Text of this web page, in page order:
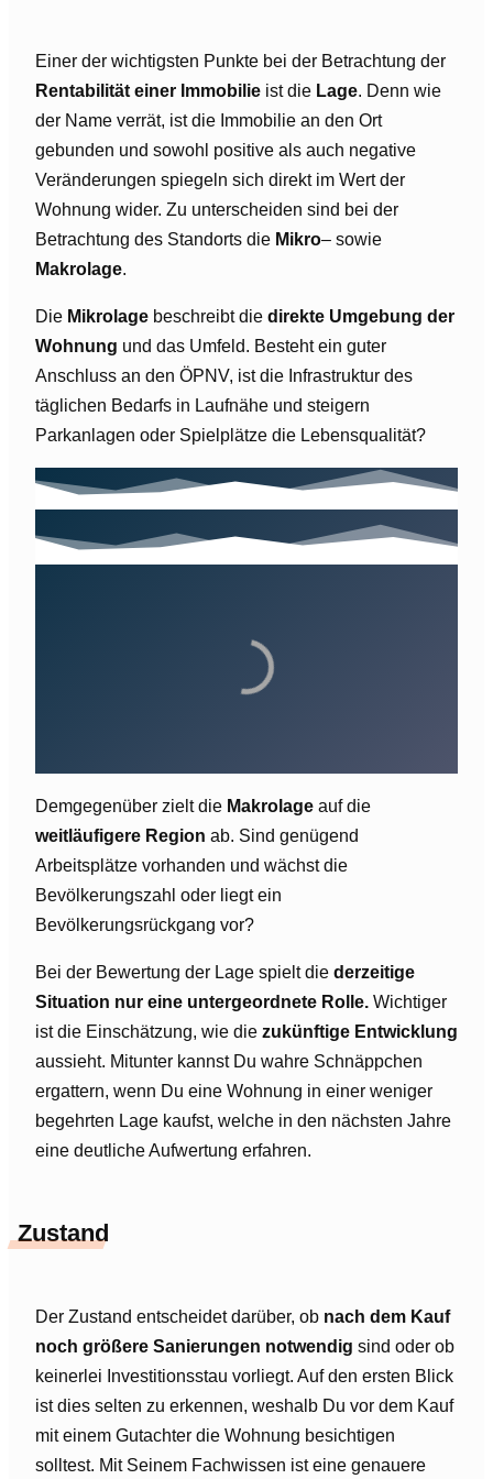
Einer der wichtigsten Punkte bei der Betrachtung der
Rentabilität einer Immobilie ist die Lage. Denn wie
der Name verrät, ist die Immobilie an den Ort
gebunden und sowohl positive als auch negative
Veränderungen spiegeln sich direkt im Wert der
Wohnung wider. Zu unterscheiden sind bei der
Betrachtung des Standorts die Mikro– sowie
Makrolage.
Die Mikrolage beschreibt die direkte Umgebung der
Wohnung und das Umfeld. Besteht ein guter
Anschluss an den ÖPNV, ist die Infrastruktur des
täglichen Bedarfs in Laufnähe und steigern
Parkanlagen oder Spielplätze die Lebensqualität?
Demgegenüber zielt die Makrolage auf die
weitläufigere Region ab. Sind genügend
Arbeitsplätze vorhanden und wächst die
Bevölkerungszahl oder liegt ein
Bevölkerungsrückgang vor?
Bei der Bewertung der Lage spielt die derzeitige
Situation nur eine untergeordnete Rolle. Wichtiger
ist die Einschätzung, wie die zukünftige Entwicklung
aussieht. Mitunter kannst Du wahre Schnäppchen
ergattern, wenn Du eine Wohnung in einer weniger
begehrten Lage kaufst, welche in den nächsten Jahre
eine deutliche Aufwertung erfahren.
Zustand
Der Zustand entscheidet darüber, ob nach dem Kauf
noch größere Sanierungen notwendig sind oder ob
keinerlei Investitionsstau vorliegt. Auf den ersten Blick
ist dies selten zu erkennen, weshalb Du vor dem Kauf
mit einem Gutachter die Wohnung besichtigen
solltest. Mit Seinem Fachwissen ist eine genauere